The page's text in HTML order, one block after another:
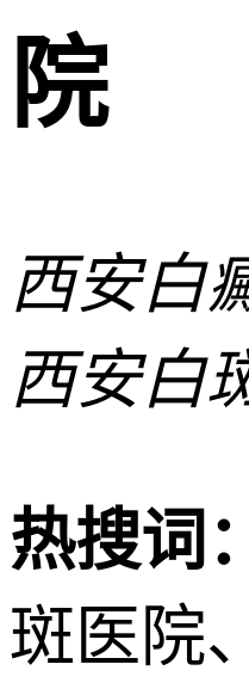
院
西安白
西安白
热搜词：
斑医院